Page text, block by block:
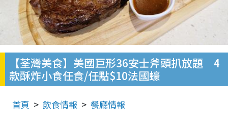
【荃灣美食】美國巨形36安士斧頭扒放題 4
款酥炸小食任食/任點$10法國蠔
首頁 飲食情報 餐廳情報